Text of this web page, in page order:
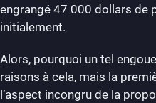
engrangé 47 000 dollars de
initialement.
Alors, pourquoi un tel
raisons à cela, mais la
l’aspect incongru de la